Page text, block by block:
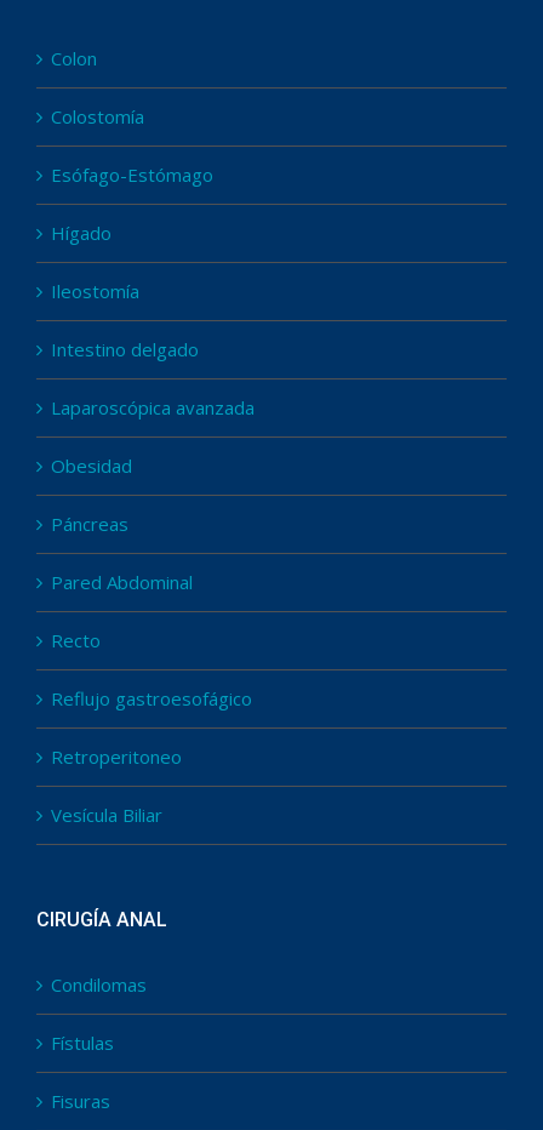
Colon
Colostomía
Esófago-Estómago
Hígado
Ileostomía
Intestino delgado
Laparoscópica avanzada
Obesidad
Páncreas
Pared Abdominal
Recto
Reflujo gastroesofágico
Retroperitoneo
Vesícula Biliar
CIRUGÍA ANAL
Condilomas
Fístulas
Fisuras